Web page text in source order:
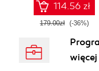
114.56 zł
179.00zł (-36%)
więcej